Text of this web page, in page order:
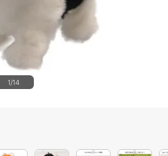
1/14